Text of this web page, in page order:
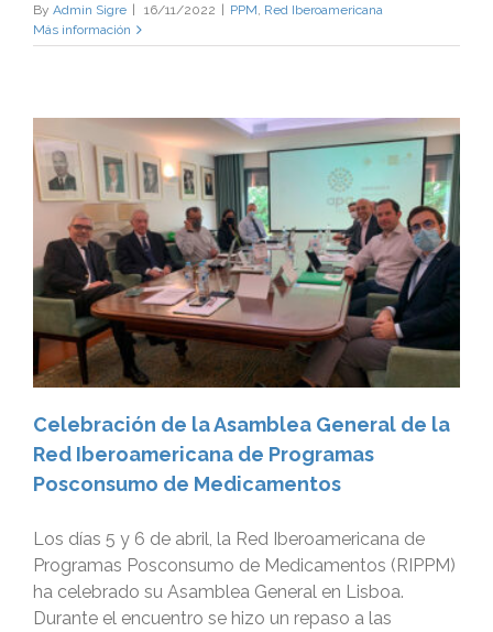
By Admin Sigre | 16/11/2022 | PPM Red Iberoamericana
Más información
Celebración de la Asamblea General de la
Red Iberoamericana de Programas
Posconsumo de Medicamentos
Los días 5 y 6 de abril, la Red Iberoamericana de
Programas Posconsumo de Medicamentos (RIPPM)
ha celebrado su Asamblea General en Lisboa.
Durante el encuentro se hizo un repaso a las